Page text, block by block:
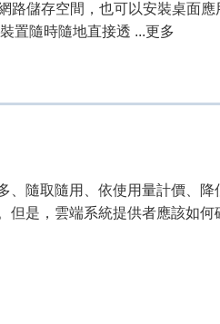
路儲存空間，也可以安裝桌面應
置隨時隨地直接透 ...更多
、隨取隨用、依使用量計價、降
但是，雲端系統提供者應該如何